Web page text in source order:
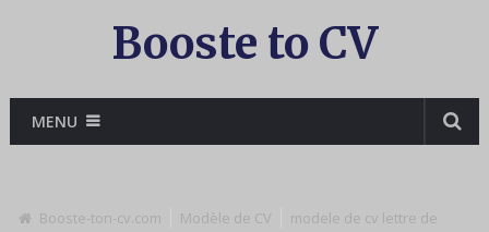
Booste to CV
MENU
Booste-ton-cv.com Modèle de CV
modele de cv lettre de